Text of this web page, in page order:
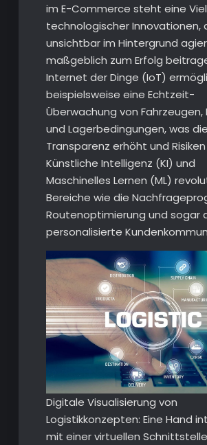
im E-Commerce steht eine
technologischer Innovationen,
unsichtbar im Hintergrund
maßgeblich zum Erfolg
Internet der Dinge (IoT)
beispielsweise eine Echtzeit-
Überwachung von Fahrzeugen,
und Lagerbedingungen, was die
Transparenz erhöht und
Künstliche Intelligenz (KI) und
Maschinelles Lernen (ML)
Bereiche wie die
Routenoptimierung und sogar
personalisierte
Digitale Visualisierung von
Logistikkonzepten: Eine Hand
mit einer virtuellen